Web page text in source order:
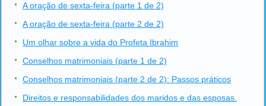
A oração de sexta-feira (parte 1 de 2)
A oração de sexta-feira (parte 2 de 2)
Um olhar sobre a vida do Profeta Ibrahim
Conselhos matrimoniais (parte 1 de 2)
Conselhos matrimoniais (parte 2 de 2): Passos práticos
Direitos e responsabilidades dos maridos e das esposas.